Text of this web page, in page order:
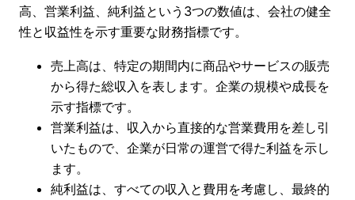
高、営業利益、純利益という3つの数値は、会社の健全
性と収益性を示す重要な財務指標です。
売上高は、特定の期間内に商品やサービスの販売
から得た総収入を表します。企業の規模や成長を
示す指標です。
営業利益は、収入から直接的な営業費用を差し引
いたもので、企業が日常の運営で得た利益を示し
ます。
純利益は、すべての収入と費用を考慮し、最終的